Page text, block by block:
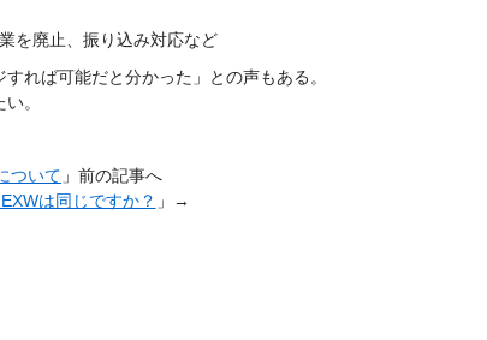
を廃止、振り込み対応など
れば可能だと分かった」との声もある。
い。
ついて 」前の記事へ
は同じですか？ 」→